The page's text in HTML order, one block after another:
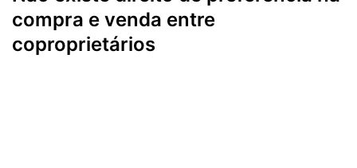
compra e venda entre
coproprietários